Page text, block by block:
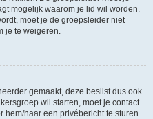
mogelijk waarom je lid wil worden.
moet je de groepsleider niet
je te weigeren.
gemaakt, deze beslist dus ook
wil starten, moet je contact
hem/haar een privébericht te sturen.